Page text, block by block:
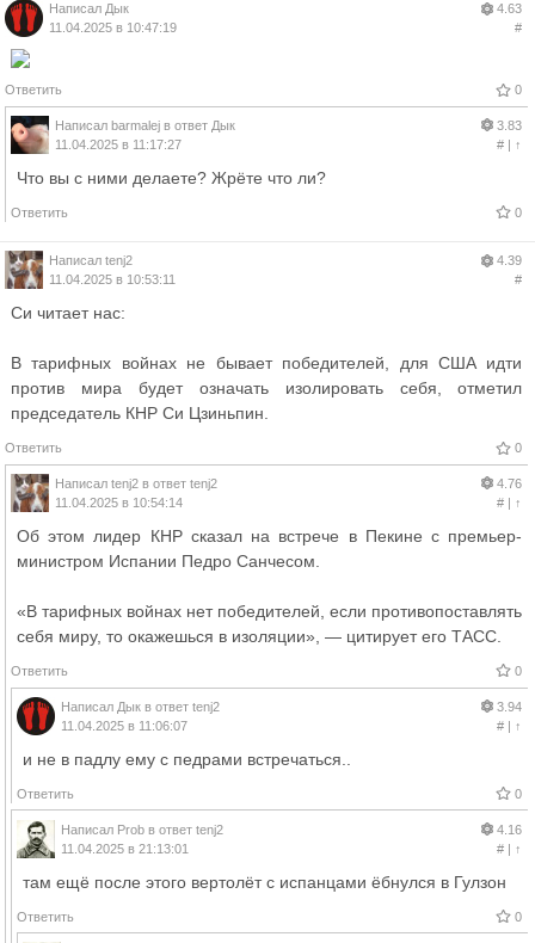
Написал Дык
11.04.2025 в 10:47:19
4.63
#
Ответить 0
Написал barmalej в ответ Дык
11.04.2025 в 11:17:27
3.83
#| ↑
Что вы с ними делаете? Жрёте что ли?
Ответить 0
Написал tenj2
11.04.2025 в 10:53:11
4.39
#
Си читает нас:
В тарифных войнах не бывает победителей, для США идти
против мира будет означать изолировать себя, отметил
председатель КНР Си Цзиньпин.
Ответить 0
Написал tenj2 в ответ tenj2
11.04.2025 в 10:54:14
4.76
#| ↑
Об этом лидер КНР сказал на встрече в Пекине с премьер-
министром Испании Педро Санчесом.
«В тарифных войнах нет победителей, если противопоставлять
себя миру, то окажешься в изоляции», — цитирует его ТАСС.
Ответить 0
Написал Дык в ответ tenj2
11.04.2025 в 11:06:07
3.94
#| ↑
и не в падлу ему с педрами встречаться..
Ответить 0
Написал Prob в ответ tenj2
11.04.2025 в 21:13:01
4.16
#| ↑
там ещё после этого вертолёт с испанцами ёбнулся в Гулзон
Ответить 0